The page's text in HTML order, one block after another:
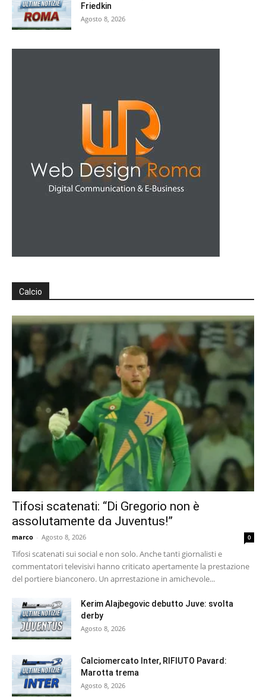
Friedkin
Agosto 8, 2026
Calcio
Tifosi scatenati: “Di Gregorio non è
assolutamente da Juventus!”
marco - Agosto 8, 2026 0
Tifosi scatenati sui social e non solo. Anche tanti giornalisti e
commentatori televisivi hanno criticato apertamente la prestazione
del portiere bianconero. Un aprrestazione in amichevole...
Kerim Alajbegovic debutto Juve: svolta
derby
Agosto 8, 2026
Calciomercato Inter, RIFIUTO Pavard:
Marotta trema
Agosto 8, 2026